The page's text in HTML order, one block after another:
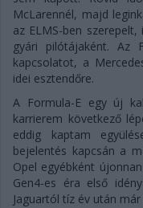
McLarennél, majd
az ELMS-ben
gyári pilótájaként. Az
kapcsolatot, a
idei esztendőre.
A Formula-E egy új
karrierem következő
eddig kaptam
bejelentés kapcsán a
Opel egyébként
Gen4-es éra első
Jaguartól tíz év után